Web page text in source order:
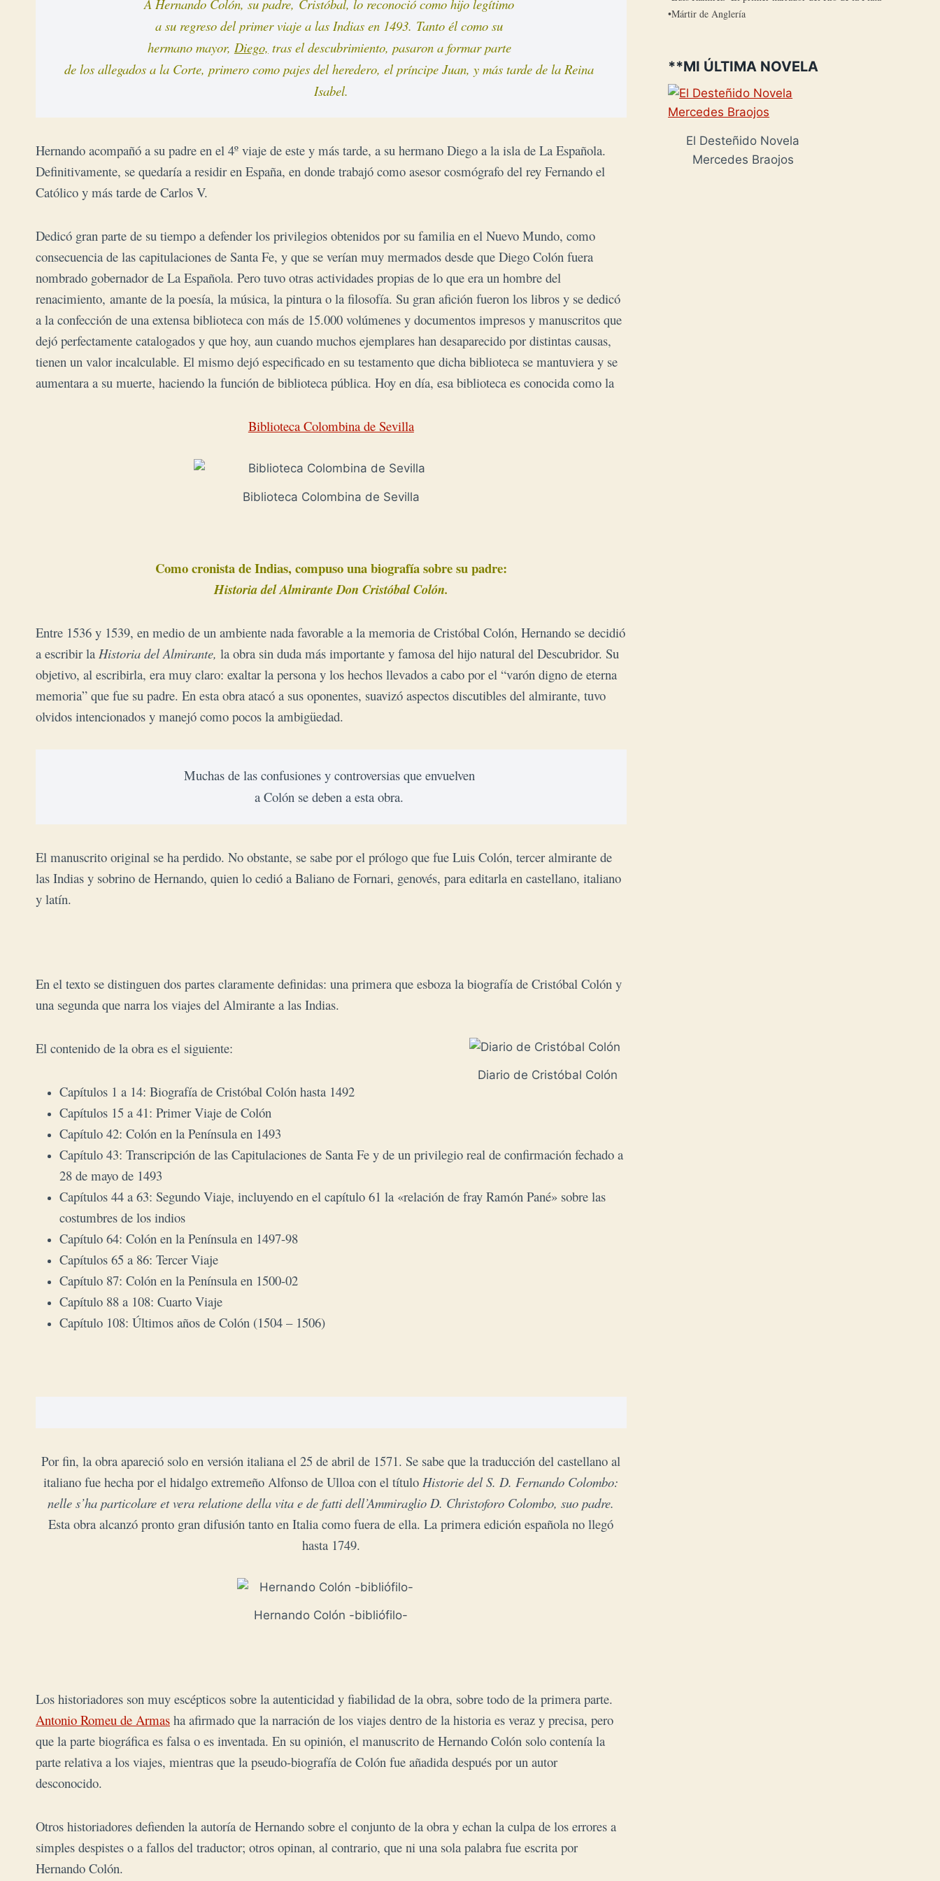
A Hernando Colón, su padre, Cristóbal, lo reconoció como hijo legítimo
a su regreso del primer viaje a las Indias en 1493. Tanto él como su
hermano mayor, Diego, tras el descubrimiento, pasaron a formar parte
de los allegados a la Corte, primero como pajes del heredero, el príncipe Juan, y más tarde de la Reina
Isabel.
Hernando acompañó a su padre en el 4º viaje de este y más tarde, a su hermano Diego a la isla de La Española.
Definitivamente, se quedaría a residir en España, en donde trabajó como asesor cosmógrafo del rey Fernando el
Católico y más tarde de Carlos V.
Dedicó gran parte de su tiempo a defender los privilegios obtenidos por su familia en el Nuevo Mundo, como
consecuencia de las capitulaciones de Santa Fe, y que se verían muy mermados desde que Diego Colón fuera
nombrado gobernador de La Española. Pero tuvo otras actividades propias de lo que era un hombre del
renacimiento, amante de la poesía, la música, la pintura o la filosofía. Su gran afición fueron los libros y se dedicó
a la confección de una extensa biblioteca con más de 15.000 volúmenes y documentos impresos y manuscritos que
dejó perfectamente catalogados y que hoy, aun cuando muchos ejemplares han desaparecido por distintas causas,
tienen un valor incalculable. El mismo dejó especificado en su testamento que dicha biblioteca se mantuviera y se
aumentara a su muerte, haciendo la función de biblioteca pública. Hoy en día, esa biblioteca es conocida como la
Biblioteca Colombina de Sevilla
Biblioteca Colombina de Sevilla
Como cronista de Indias, compuso una biografía sobre su padre:
Historia del Almirante Don Cristóbal Colón.
Entre 1536 y 1539, en medio de un ambiente nada favorable a la memoria de Cristóbal Colón, Hernando se decidió
a escribir la Historia del Almirante, la obra sin duda más importante y famosa del hijo natural del Descubridor. Su
objetivo, al escribirla, era muy claro: exaltar la persona y los hechos llevados a cabo por el “varón digno de eterna
memoria” que fue su padre. En esta obra atacó a sus oponentes, suavizó aspectos discutibles del almirante, tuvo
olvidos intencionados y manejó como pocos la ambigüedad.
Muchas de las confusiones y controversias que envuelven
a Colón se deben a esta obra.
El manuscrito original se ha perdido. No obstante, se sabe por el prólogo que fue Luis Colón, tercer almirante de
las Indias y sobrino de Hernando, quien lo cedió a Baliano de Fornari, genovés, para editarla en castellano, italiano
y latín.
En el texto se distinguen dos partes claramente definidas: una primera que esboza la biografía de Cristóbal Colón y
una segunda que narra los viajes del Almirante a las Indias.
Diario de Cristóbal Colón
El contenido de la obra es el siguiente:
Capítulos 1 a 14: Biografía de Cristóbal Colón hasta 1492
Capítulos 15 a 41: Primer Viaje de Colón
Capítulo 42: Colón en la Península en 1493
Capítulo 43: Transcripción de las Capitulaciones de Santa Fe y de un privilegio real de confirmación fechado a
28 de mayo de 1493
Capítulos 44 a 63: Segundo Viaje, incluyendo en el capítulo 61 la «relación de fray Ramón Pané» sobre las
costumbres de los indios
Capítulo 64: Colón en la Península en 1497-98
Capítulos 65 a 86: Tercer Viaje
Capítulo 87: Colón en la Península en 1500-02
Capítulo 88 a 108: Cuarto Viaje
Capítulo 108: Últimos años de Colón (1504 – 1506)
Por fin, la obra apareció solo en versión italiana el 25 de abril de 1571. Se sabe que la traducción del castellano al
italiano fue hecha por el hidalgo extremeño Alfonso de Ulloa con el título Historie del S. D. Fernando Colombo:
nelle s’ha particolare et vera relatione della vita e de fatti dell’Ammiraglio D. Christoforo Colombo, suo padre.
Esta obra alcanzó pronto gran difusión tanto en Italia como fuera de ella. La primera edición española no llegó
hasta 1749.
Hernando Colón -bibliófilo-
Los historiadores son muy escépticos sobre la autenticidad y fiabilidad de la obra, sobre todo de la primera parte.
Antonio Romeu de Armas ha afirmado que la narración de los viajes dentro de la historia es veraz y precisa, pero
que la parte biográfica es falsa o es inventada. En su opinión, el manuscrito de Hernando Colón solo contenía la
parte relativa a los viajes, mientras que la pseudo-biografía de Colón fue añadida después por un autor
desconocido.
Otros historiadores defienden la autoría de Hernando sobre el conjunto de la obra y echan la culpa de los errores a
simples despistes o a fallos del traductor; otros opinan, al contrario, que ni una sola palabra fue escrita por
Hernando Colón.
Mártir de Anglería
**MI ÚLTIMA NOVELA
El Desteñido Novela
Mercedes Braojos